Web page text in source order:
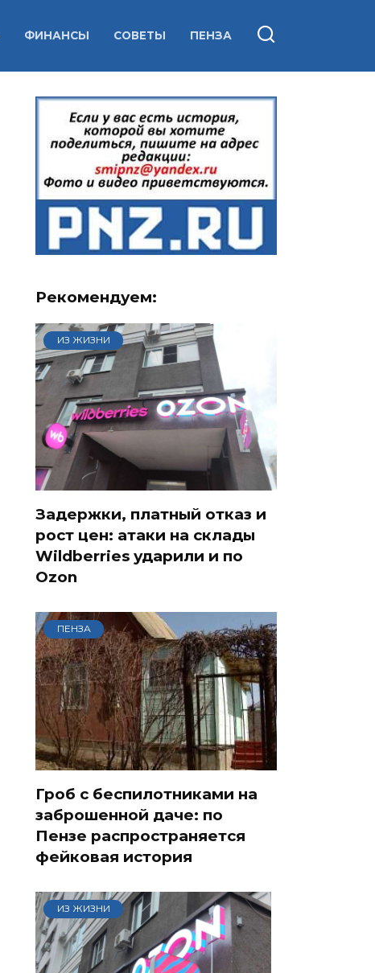
ФИНАНСЫ СОВЕТЫ ПЕНЗА
Рекомендуем:
ИЗ ЖИЗНИ
Задержки, платный отказ и
рост цен: атаки на склады
Wildberries ударили и по
Ozon
ПЕНЗА
Гроб с беспилотниками на
заброшенной даче: по
Пензе распространяется
фейковая история
ИЗ ЖИЗНИ